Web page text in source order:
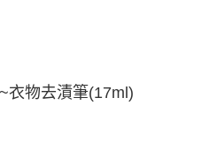
衣物去漬筆(17ml)